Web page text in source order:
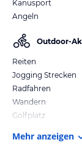
Kanusport
Angeln
Outdoor-
Reiten
Jogging Strecken
Radfahren
Wandern
Golfplatz
Mehr anzeigen